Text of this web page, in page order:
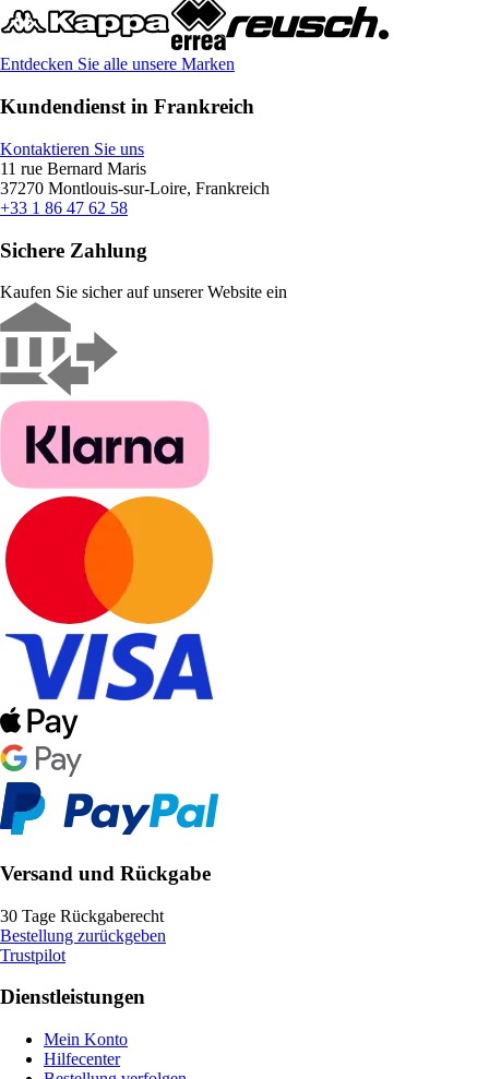
Entdecken Sie alle unsere Marken
Kundendienst in Frankreich
Kontaktieren Sie uns
11 rue Bernard Maris
37270 Montlouis-sur-Loire, Frankreich
+33 1 86 47 62 58
Sichere Zahlung
Kaufen Sie sicher auf unserer Website ein
Versand und Rückgabe
30 Tage Rückgaberecht
Bestellung zurückgeben
Trustpilot
Dienstleistungen
Mein Konto
Hilfecenter